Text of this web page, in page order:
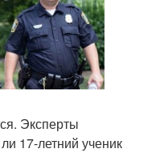
Эксперты
17-летний ученик